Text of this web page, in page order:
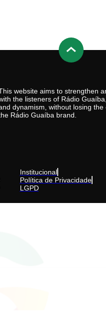
website aims to strengthen
the listeners of Rádio
dynamism, without losing
Rádio Guaíba brand.
Institucional
Política de Privacidade
LGPD